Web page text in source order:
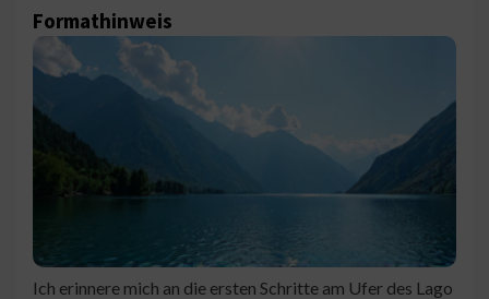
Formathinweis
Ich erinnere mich an die ersten Schritte am Ufer des Lago